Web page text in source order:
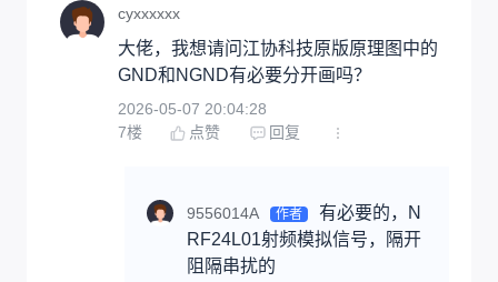
cyxxxxxx
大佬，我想请问江协科技原版原理图中的
GND和NGND有必要分开画吗？
2026-05-07 20:04:28
7楼 点赞 回复
9556014A 作者
有必要的，N
RF24L01射频模拟信号，隔开
阻隔串扰的